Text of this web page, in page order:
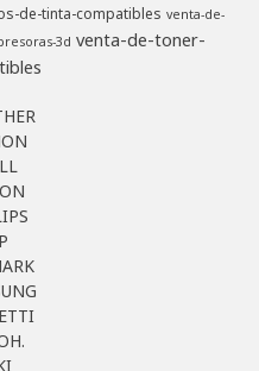
de-tinta-compatibles venta-de-
3d venta-de-toner-